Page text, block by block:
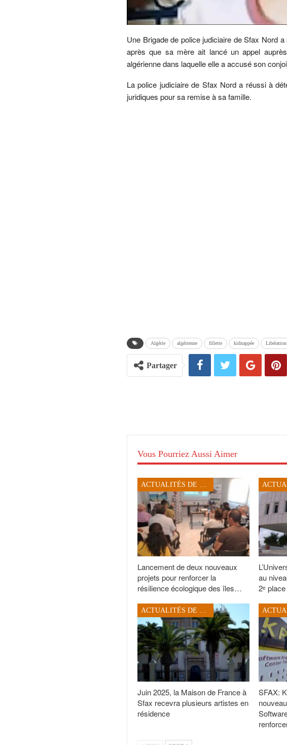
Une Brigade de police judiciaire de Sfax Nord
après que sa mère ait lancé un appel
algérienne dans laquelle elle a accusé son
La police judiciaire de Sfax Nord a réussi à
juridiques pour sa remise à sa famille.
Algérie algérienne fillette kidnappée Libération
Partager
Vous Pourriez Aussi Aimer
ACTUALITÉS DE SFAX
Lancement de deux nouveaux
projets pour renforcer la
résilience écologique des îles…
au
2ᵉ
Juin 2025, la Maison de France à
Sfax recevra plusieurs artistes en
résidence
SFAX: